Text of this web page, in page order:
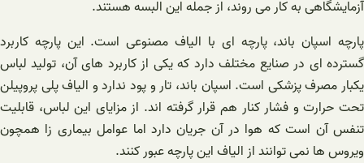
آزمایشگاهی به کار می روند، از جمله این البسه هستند.
پارچه اسپان باند، پارچه ای با الیاف مصنوعی است. این پارچه کاربرد
گسترده ای در صنایع مختلف دارد که یکی از کاربرد های آن، تولید لباس
یکبار مصرف پزشکی است. اسپان باند، تار و پود ندارد و الیاف پلی پروپیلن
تحت حرارت و فشار کنار هم قرار گرفته اند. از مزایای این لباس، قابلیت
تنفس آن است که هوا در آن جریان دارد اما عوامل بیماری زا همچون
ویروس ها نمی توانند از الیاف این پارچه عبور کنند.